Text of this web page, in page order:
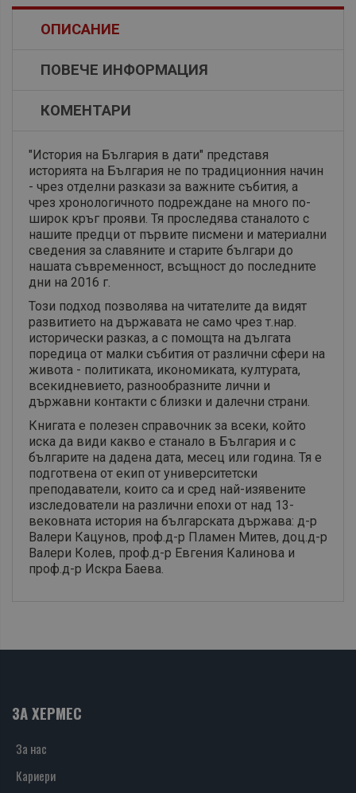
ОПИСАНИЕ
ПОВЕЧЕ ИНФОРМАЦИЯ
КОМЕНТАРИ
"История на България в дати" представя
историята на България не по традиционния начин
- чрез отделни разкази за важните събития, а
чрез хронологичното подреждане на много по-
широк кръг прояви. Тя проследява станалото с
нашите предци от първите писмени и материални
сведения за славяните и старите българи до
нашата съвременност, всъщност до последните
дни на 2016 г.
Този подход позволява на читателите да видят
развитието на държавата не само чрез т.нар.
исторически разказ, а с помощта на дългата
поредица от малки събития от различни сфери на
живота - политиката, икономиката, културата,
всекидневието, разнообразните лични и
държавни контакти с близки и далечни страни.
Книгата е полезен справочник за всеки, който
иска да види какво е станало в България и с
българите на дадена дата, месец или година. Тя е
подготвена от екип от университетски
преподаватели, които са и сред най-изявените
изследователи на различни епохи от над 13-
вековната история на българската държава: д-р
Валери Кацунов, проф.д-р Пламен Митев, доц.д-р
Валери Колев, проф.д-р Евгения Калинова и
проф.д-р Искра Баева.
ЗА ХЕРМЕС
За нас
Кариери